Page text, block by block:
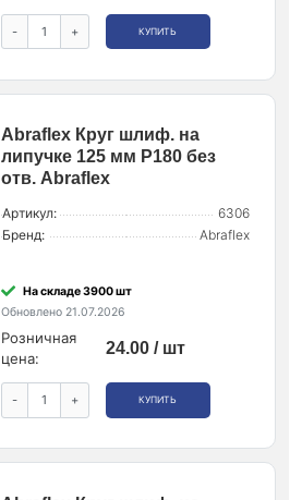
- + КУПИТЬ
Abraflex Круг шлиф. на
липучке 125 мм P180 без
отв. Abraflex
Артикул:
6306
Бренд:
Abraflex
На складе 3900 шт
Обновлено 21.07.2026
Розничная
цена:
24.00 / шт
- + КУПИТЬ